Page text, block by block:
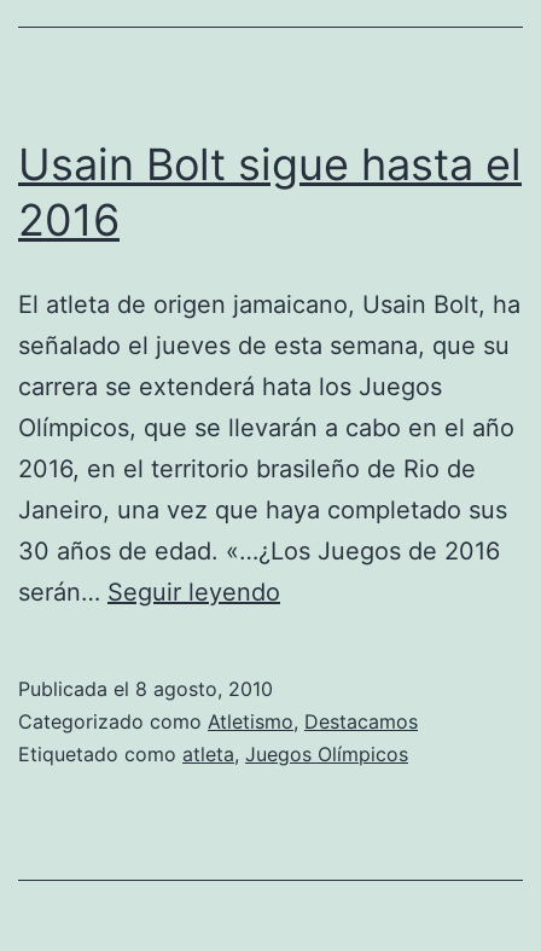
Usain Bolt sigue hasta el
2016
El atleta de origen jamaicano, Usain Bolt, ha
señalado el jueves de esta semana, que su
carrera se extenderá hata los Juegos
Olímpicos, que se llevarán a cabo en el año
2016, en el territorio brasileño de Rio de
Janeiro, una vez que haya completado sus
30 años de edad. «…¿Los Juegos de 2016
serán… Seguir leyendo
hasta
el
Publicada el 8 agosto, 2010
Categorizado como Atletismo, Destacamos
Etiquetado como atleta, Juegos Olímpicos